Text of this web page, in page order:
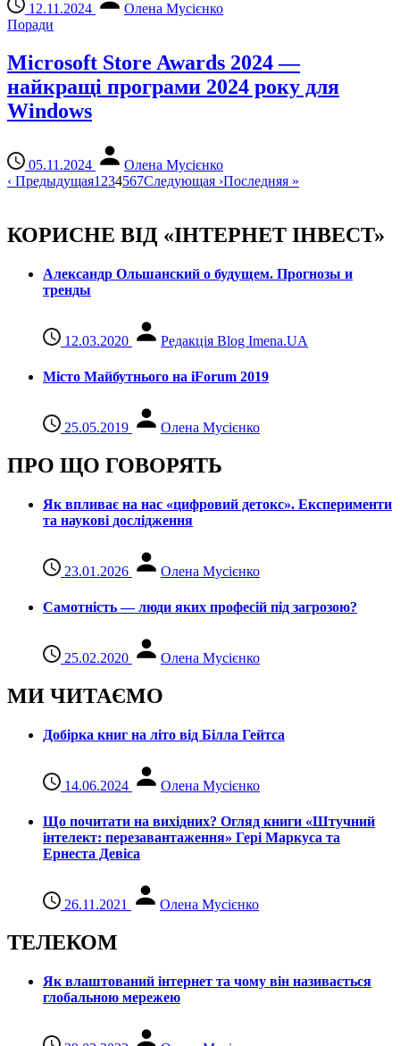
12.11.2024
Олена Мусієнко
Поради
Microsoft Store Awards 2024 —
найкращі програми 2024 року для
Windows
05.11.2024
Олена Мусієнко
‹ Предыдущая1 234567Следующая ›Последняя »
КОРИСНЕ ВІД «ІНТЕРНЕТ ІНВЕСТ»
Александр Ольшанский о будущем. Прогнозы и
тренды
12.03.2020 Редакція Blog Imena.UA
Місто Майбутнього на iForum 2019
25.05.2019 Олена Мусієнко
ПРО ЩО ГОВОРЯТЬ
Як впливає на нас «цифровий детокс». Експерименти
та наукові дослідження
23.01.2026 Олена Мусієнко
Самотність — люди яких професій під загрозою?
25.02.2020 Олена Мусієнко
МИ ЧИТАЄМО
Добірка книг на літо від Білла Гейтса
14.06.2024 Олена Мусієнко
Що почитати на вихідних? Огляд книги «Штучний
інтелект: перезавантаження» Гері Маркуса та
Ернеста Девіса
26.11.2021 Олена Мусієнко
ТЕЛЕКОМ
Як влаштований інтернет та чому він називається
глобальною мережею